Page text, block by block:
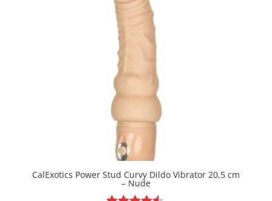
CalExotics Power Stud Curvy Dildo Vibrator 20,5 cm
– Nude